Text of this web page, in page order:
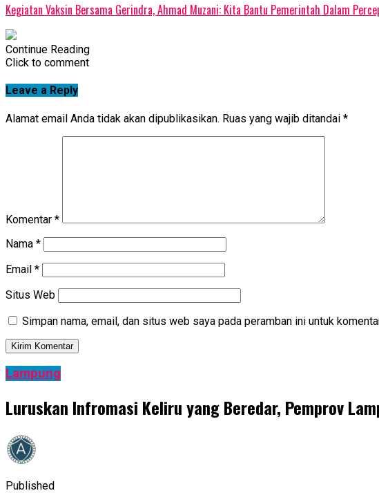
Kegiatan Vaksin Bersama Gerindra, Ahmad Muzani: Kita Bantu Pemerintah Dalam
Continue Reading
Click to comment
Leave a Reply
Alamat email Anda tidak akan dipublikasikan. Ruas yang wajib ditandai *
Komentar *
Nama *
Email *
Situs Web
Simpan nama, email, dan situs web saya pada peramban ini untuk
Lampung
Luruskan Infromasi Keliru yang Beredar, Pemprov
Published